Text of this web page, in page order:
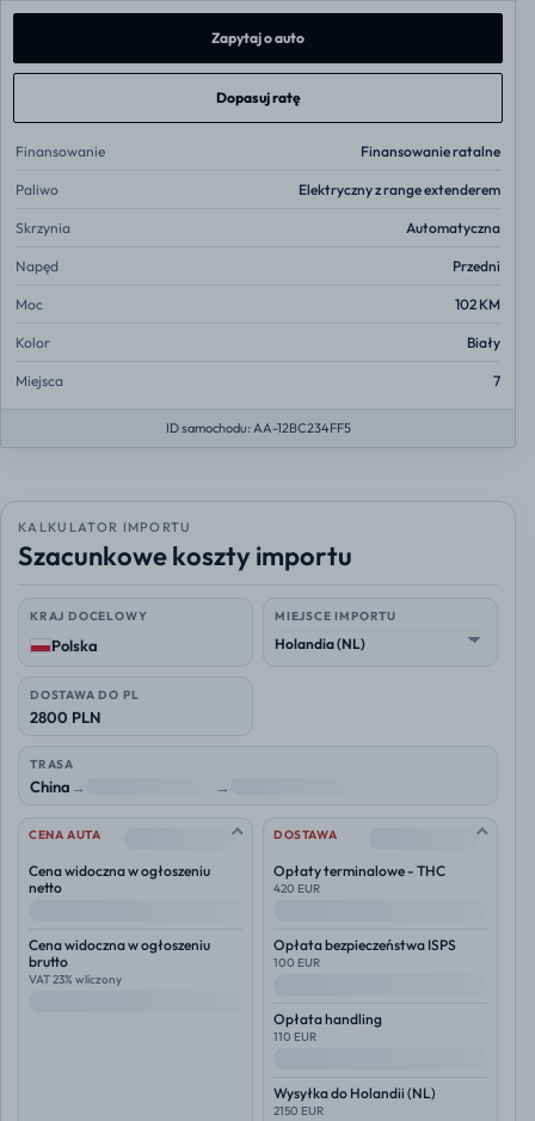
Zapytaj o auto
Dopasuj ratę
Finansowanie Finansowanie ratalne
Paliwo Elektryczny z range extenderem
Skrzynia Automatyczna
Napęd Przedni
Moc 102 KM
Kolor Biały
Miejsca 7
ID samochodu: AA-12BC234FF5
KALKULATOR IMPORTU
Szacunkowe koszty importu
KRAJ DOCELOWY
Polska
MIEJSCE IMPORTU
DOSTAWA DO PL
2800 PLN
TRASA
China→ →
CENA AUTA --
Cena widoczna w ogłoszeniu
netto
Cena widoczna w ogłoszeniu
brutto
VAT 23% wliczony
DOSTAWA --
Opłaty terminalowe - THC
420 EUR
Opłata bezpieczeństwa ISPS
100 EUR
Opłata handling
110 EUR
Wysyłka do Holandii (NL)
2150 EUR